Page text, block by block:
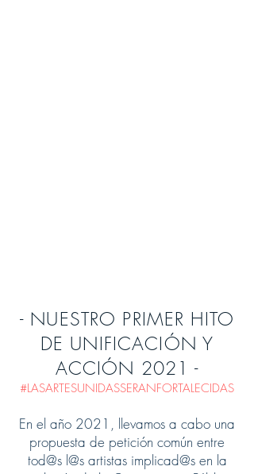
- NUESTRO PRIMER HITO
DE UNIFICACIÓN Y
ACCIÓN 2021 -
#LASARTESUNIDASSERANFORTALECIDAS
En el año 2021, llevamos a cabo una
propuesta de petición común entre
tod@s l@s artistas implicad@s en la